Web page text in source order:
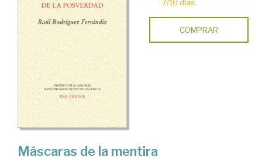
7/10 días.
COMPRAR
Máscaras de la mentira